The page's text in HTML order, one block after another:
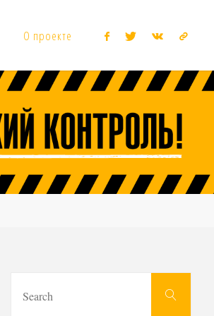
О проекте
Search